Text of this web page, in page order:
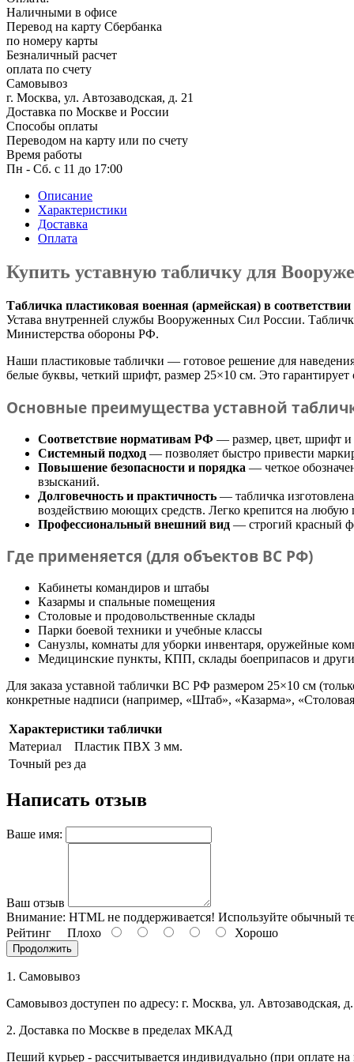
6 мая, День герба и флага города
Москвы
9 мая, День Победы
24 мая, День славянской
письменности и культуры
28 мая, День пограничника
1 июня, День защиты детей
8 июня, День социального работника
12 июня, День России
День медицинского работника (третье
воскресенье июня)
22 июня, День памяти и скорби
3 июля, День ГАИ (ГИБДД)
Верности
День рыбака (второе воскресенье
День ВМФ (последнее воскресенье
28 июля, День Крещения Руси
2 августа, День ВДВ
Наличными в офисе
Перевод на карту Сбербанка
по номеру карты
Безналичный расчет
оплата по счету
Самовывоз
г. Москва, ул. Автозаводская, д. 21
Доставка по Москве и России
Способы оплаты
Переводом на карту или по счету
Время работы
Пн - Сб. с 11 до 17:00
Описание
Характеристики
Доставка
Оплата
Купить уставную табличку для
Табличка пластиковая военная (армейская) в
Устава внутренней службы Вооруженных Сил России.
Министерства обороны РФ.
Наши пластиковые таблички — готовое решение для
белые буквы, четкий шрифт, размер 25×10 см. Это
Основные преимущества уставной
Соответствие нормативам РФ — размер, цвет, шрифт
Системный подход — позволяет быстро привести
Повышение безопасности и порядка — четкое
взысканий.
Долговечность и практичность — табличка
воздействию моющих средств. Легко крепится на любую
Профессиональный внешний вид — строгий красный
Где применяется (для объектов ВС РФ)
Кабинеты командиров и штабы
Казармы и спальные помещения
Столовые и продовольственные склады
Парки боевой техники и учебные классы
Санузлы, комнаты для уборки инвентаря, оружейные
Медицинские пункты, КПП, склады боеприпасов и
Для заказа уставной таблички ВС РФ размером 25×10 см
конкретные надписи (например, «Штаб», «Казарма»,
Характеристики таблички
Материал
Пластик ПВХ 3 мм.
Точный рез да
Написать отзыв
Ваше имя:
Ваш отзыв
Внимание: HTML не поддерживается! Используйте обычный
Рейтинг Плохо Хорошо
Продолжить
1. Самовывоз
Самовывоз доступен по адресу: г. Москва, ул. Автозаводская,
2. Доставка по Москве в пределах МКАД
Пеший курьер - рассчитывается индивидуально (при оплате на